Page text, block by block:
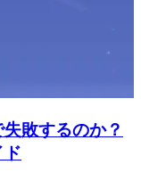
敗するのか？
ド